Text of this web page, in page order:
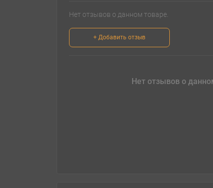
Нет отзывов о данном товаре.
+ Добавить отзыв
Нет отзывов о